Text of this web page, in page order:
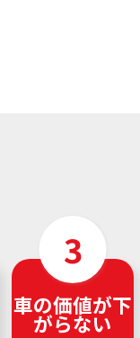
車の価値が下
がらない